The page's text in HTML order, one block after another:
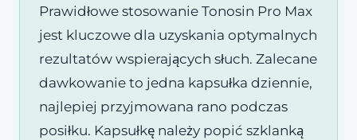
Prawidłowe stosowanie Tonosin Pro Max
jest kluczowe dla uzyskania optymalnych
rezultatów wspierających słuch. Zalecane
dawkowanie to jedna kapsułka dziennie,
najlepiej przyjmowana rano podczas
posiłku. Kapsułkę należy popić szklanką